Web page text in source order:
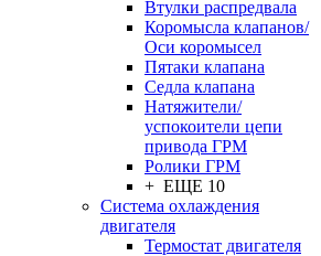
Втулки распредвала
Коромысла клапанов/
Оси коромысел
Пятаки клапана
Седла клапана
Натяжители/
успокоители цепи
привода ГРМ
Ролики ГРМ
+ ЕЩЕ 10
Система охлаждения
двигателя
Термостат двигателя